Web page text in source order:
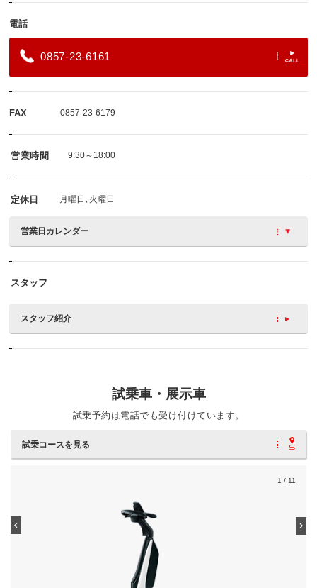
電話
0857-23-6161
FAX 0857-23-6179
営業時間 9:30～18:00
定休日 月曜日､火曜日
営業日カレンダー
スタッフ
スタッフ紹介
試乗車・展示車
試乗予約は電話でも受け付けています。
試乗コースを見る
1 / 11